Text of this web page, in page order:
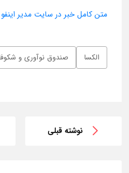
متن کامل خبر در سایت مدیر اینفو
الکسا صندوق نوآوری و
نوشته قبلی